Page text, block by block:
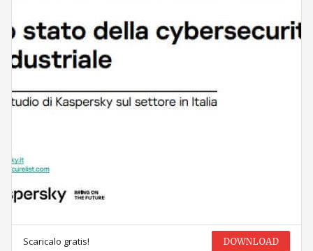
Scaricalo gratis! DOWNLOAD